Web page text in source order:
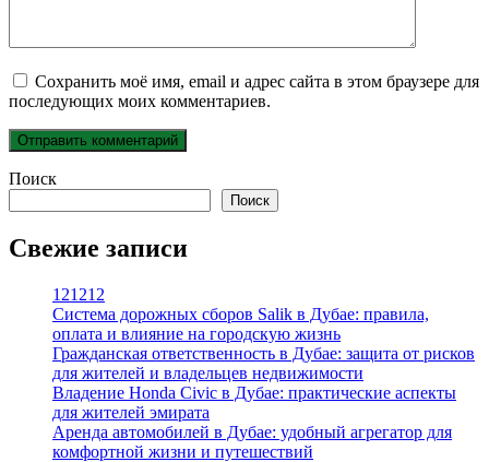
Сохранить моё имя, email и адрес сайта в этом браузере для
последующих моих комментариев.
Поиск
Поиск
Свежие записи
121212
Система дорожных сборов Salik в Дубае: правила,
оплата и влияние на городскую жизнь
Гражданская ответственность в Дубае: защита от рисков
для жителей и владельцев недвижимости
Владение Honda Civic в Дубае: практические аспекты
для жителей эмирата
Аренда автомобилей в Дубае: удобный агрегатор для
комфортной жизни и путешествий